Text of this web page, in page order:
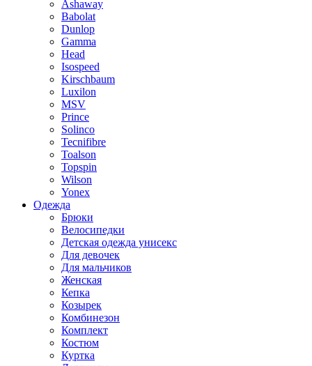
Ashaway
Babolat
Dunlop
Gamma
Head
Isospeed
Kirschbaum
Luxilon
MSV
Prince
Solinco
Tecnifibre
Toalson
Topspin
Wilson
Yonex
Одежда
Брюки
Велосипедки
Детская одежда унисекс
Для девочек
Для мальчиков
Женская
Кепка
Козырек
Комбинезон
Комплект
Костюм
Куртка